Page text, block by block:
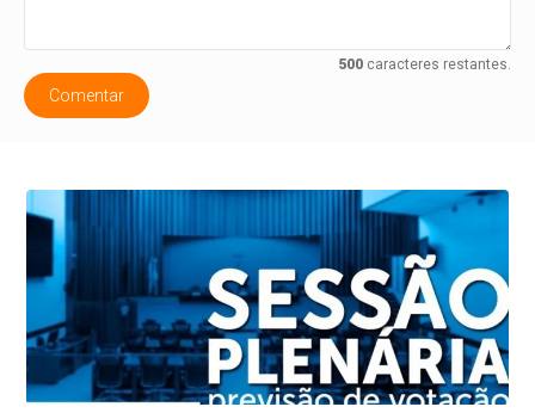
500caracteres restantes.
Comentar